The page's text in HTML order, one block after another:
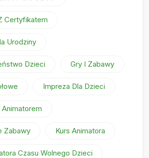
Certyfikatem
Urodziny
Dzieci Gry I Zabawy
Impreza Dla Dzieci
Zabawy Kurs Animatora
Czasu Wolnego Dzieci